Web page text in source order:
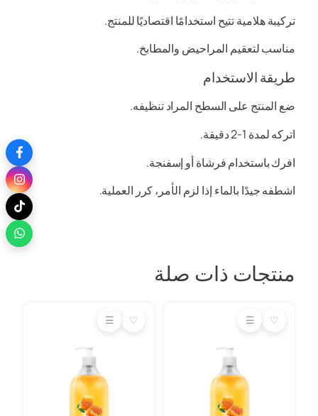
تركيبة هلامية تتيح استخدامًا اقتصاديًا للمنتج.
مناسب لتعقيم المراحيض والمطابخ.
طريقة الاستخدام
ضع المنتج على السطح المراد تنظيفه.
اتركه لمدة 1-2 دقيقة.
افرك باستخدام فرشاة أو إسفنجة.
اشطفه جيدًا بالماء إذا لزم الأمر، كرر العملية.
منتجات ذات صلة
♡
☰
♡
☰